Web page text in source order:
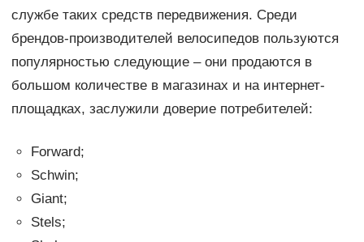
службе таких средств передвижения. Среди
брендов-производителей велосипедов пользуются
популярностью следующие – они продаются в
большом количестве в магазинах и на интернет-
площадках, заслужили доверие потребителей:
Forward;
Schwin;
Giant;
Stels;